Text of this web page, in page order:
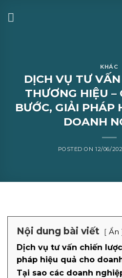
KHÁC
DỊCH VỤ TƯ
THƯƠNG HIỆU –
BƯỚC, GIẢI PHÁP
DOANH
POSTED ON12/06/
Nội dung bài viết
Ẩn
Dịch vụ tư vấn chiến
pháp hiệu quả cho
Tại sao các doanh